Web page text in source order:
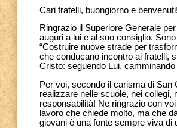
Cari fratelli, buongiorno e benvenuti!
Ringrazio il Superiore Generale
auguri a lui e al suo consiglio.
“Costruire nuove strade per
che conducano incontro ai fratelli,
Cristo: seguendo Lui,
Per voi, secondo il carisma di San
realizzare nelle scuole, nei collegi,
responsabilità! Ne ringrazio con
lavoro che chiede molto, ma che
giovani è una fonte sempre viva di